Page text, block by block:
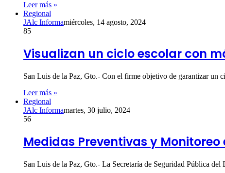
Leer más »
Regional
JAlc Informamiércoles, 14 agosto, 2024
85
Visualizan un ciclo escolar con
San Luis de la Paz, Gto.- Con el firme objetivo de garantizar un
Leer más »
Regional
JAlc Informamartes, 30 julio, 2024
56
Medidas Preventivas y Monitoreo
San Luis de la Paz, Gto.- La Secretaría de Seguridad Pública